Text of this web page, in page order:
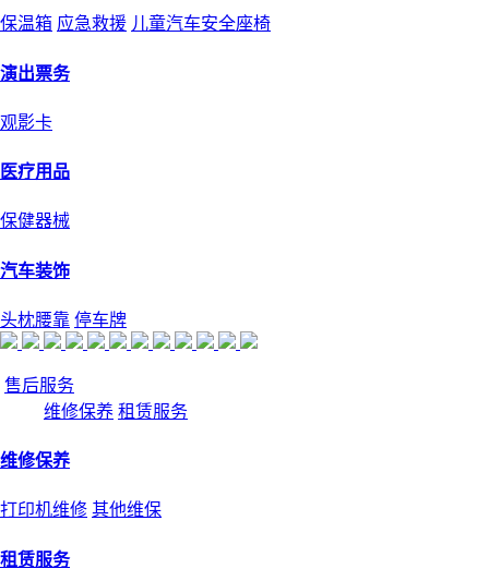
保温箱 应急救援 儿童汽车安全座椅
演出票务
观影卡
医疗用品
保健器械
汽车装饰
头枕腰靠 停车牌
售后服务
维修保养 租赁服务
维修保养
打印机维修 其他维保
租赁服务